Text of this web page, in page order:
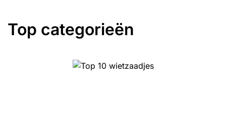
Top categorieën